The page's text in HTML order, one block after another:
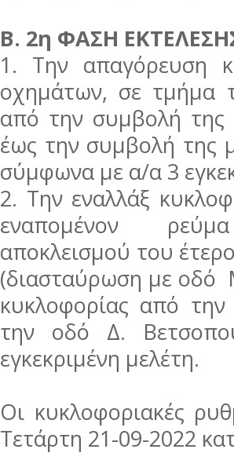
Β. 2η ΦΑΣΗ
1. Την απαγόρευση
οχημάτων, σε τμήμα
από την συμβολή
έως την συμβολή της
σύμφωνα με α/α 3
2. Την εναλλάξ
εναπομένον
αποκλεισμού του
(διασταύρωση με οδό
κυκλοφορίας από
την οδό Δ.
εγκεκριμένη μελέτη.
Οι κυκλοφοριακές
Τετάρτη 21-09-2022